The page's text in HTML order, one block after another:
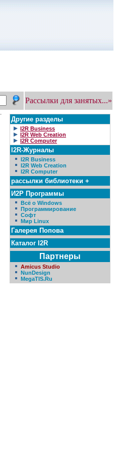
Рассылки для занятых...»
Другие разделы
I2R Business
I2R Web Creation
I2R Computer
I2R-Журналы
I2R Business
I2R Web Creation
I2R Computer
рассылки библиотеки +
И2Р Программы
Всё о Windows
Программирование
Софт
Мир Linux
Галерея Попова
Каталог I2R
Партнеры
Amicus Studio
NunDesign
MegaTIS.Ru